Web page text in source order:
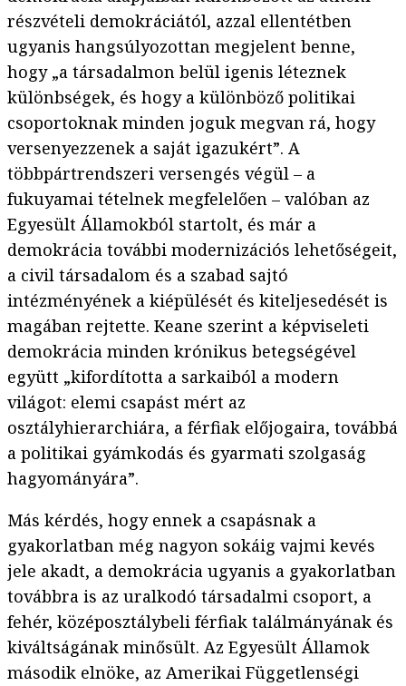
részvételi demokráciától, azzal ellentétben
ugyanis hangsúlyozottan megjelent benne,
hogy „a társadalmon belül igenis léteznek
különbségek, és hogy a különböző politikai
csoportoknak minden joguk megvan rá, hogy
versenyezzenek a saját igazukért”. A
többpártrendszeri versengés végül – a
fukuyamai tételnek megfelelően – valóban az
Egyesült Államokból startolt, és már a
demokrácia további modernizációs lehetőségeit,
a civil társadalom és a szabad sajtó
intézményének a kiépülését és kiteljesedését is
magában rejtette. Keane szerint a képviseleti
demokrácia minden krónikus betegségével
együtt „kifordította a sarkaiból a modern
világot: elemi csapást mért az
osztályhierarchiára, a férfiak előjogaira, továbbá
a politikai gyámkodás és gyarmati szolgaság
hagyományára”.
Más kérdés, hogy ennek a csapásnak a
gyakorlatban még nagyon sokáig vajmi kevés
jele akadt, a demokrácia ugyanis a gyakorlatban
továbbra is az uralkodó társadalmi csoport, a
fehér, középosztálybeli férfiak találmányának és
kiváltságának minősült. Az Egyesült Államok
második elnöke, az Amerikai Függetlenségi